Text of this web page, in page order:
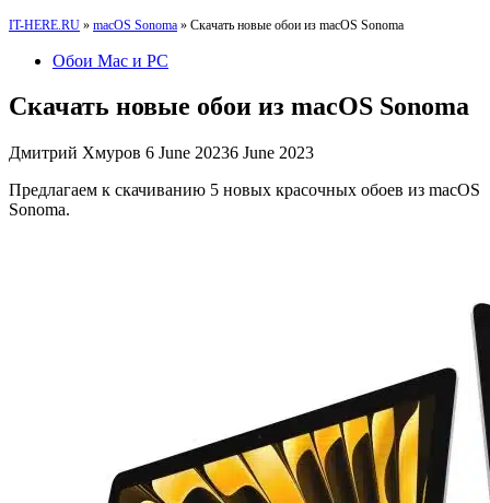
IT-HERE.RU » macOS Sonoma » Скачать новые обои из macOS Sonoma
Обои Mac и PC
Скачать новые обои из macOS Sonoma
Дмитрий Хмуров 6 June 20236 June 2023
Предлагаем к скачиванию 5 новых красочных обоев из macOS
Sonoma.